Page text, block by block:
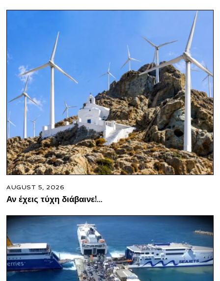
AUGUST 5, 2026
Αν έχεις τύχη διάβαινε!…